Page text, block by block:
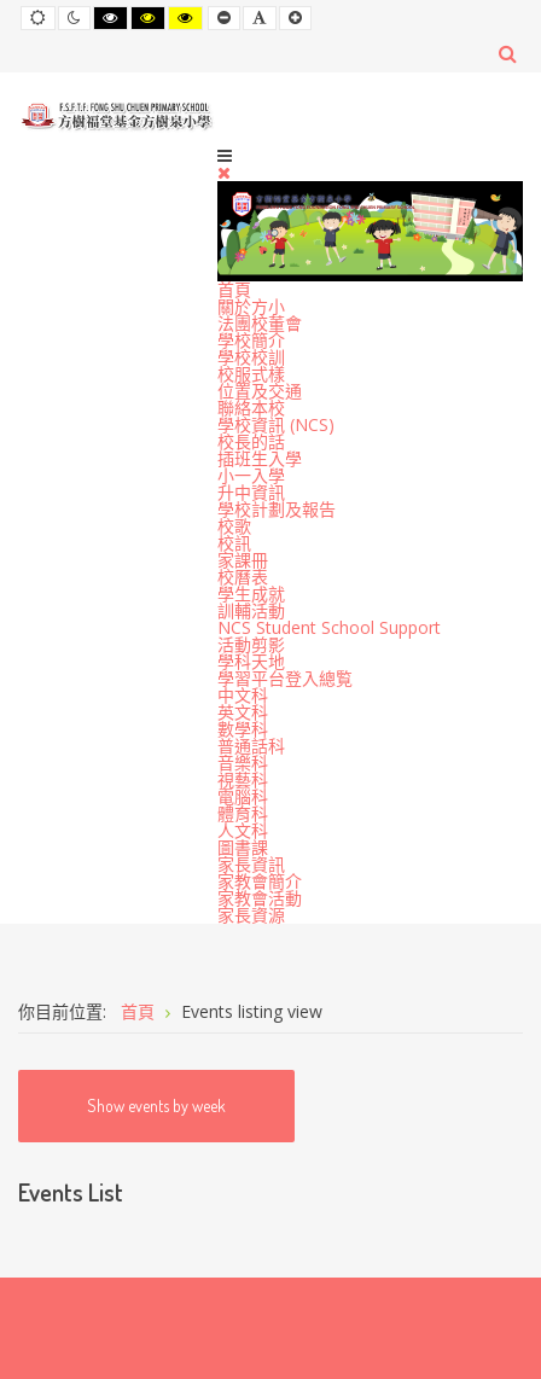
Default
mode
Night
mode
High
Contrast
High
Contrast
High
Contrast
Set
Smaller
Set
Default
Set
Larger
首頁
關於方小
法團校董會
學校簡介
學校校訓
校服式樣
位置及交通
聯絡本校
學校資訊 (NCS)
校長的話
插班生入學
小一入學
升中資訊
學校計劃及報告
校歌
校訊
家課冊
校曆表
學生成就
訓輔活動
NCS Student School Support
活動剪影
學科天地
學習平台登入總覧
中文科
英文科
數學科
普通話科
音樂科
視藝科
電腦科
體育科
人文科
圖書課
家長資訊
家教會簡介
家教會活動
家長資源
你目前位置: 首頁 Events listing view
Show events by week
Events List